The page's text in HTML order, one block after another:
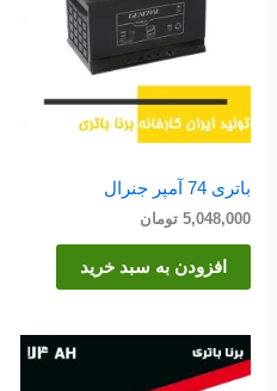
باتری 74 آمپر جنرال
5,048,000 تومان
افزودن به سبد خرید